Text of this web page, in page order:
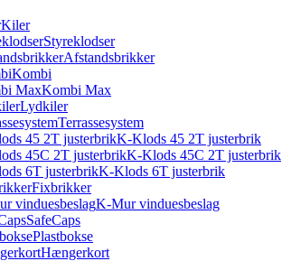
Kiler
Styreklodser
Afstandsbrikker
Kombi
Kombi Max
Lydkiler
Terrassesystem
K-Klods 45 2T justerbrik
K-Klods 45C 2T justerbrik
K-Klods 6T justerbrik
Fixbrikker
K-Mur vinduesbeslag
SafeCaps
Plastbokse
Hængerkort